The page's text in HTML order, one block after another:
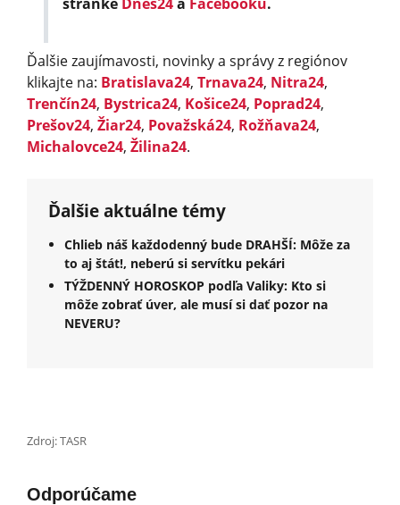
Ďalšie zaujímavosti, novinky a správy z regiónov
klikajte na: Bratislava24, Trnava24, Nitra24,
Trenčín24, Bystrica24, Košice24, Poprad24,
Prešov24, Žiar24, Považská24, Rožňava24,
Michalovce24, Žilina24.
Ďalšie aktuálne témy
Chlieb náš každodenný bude DRAHŠÍ: Môže za
to aj štát!, neberú si servítku pekári
TÝŽDENNÝ HOROSKOP podľa Valiky: Kto si
môže zobrať úver, ale musí si dať pozor na
NEVERU?
Zdroj: TASR
Odporúčame